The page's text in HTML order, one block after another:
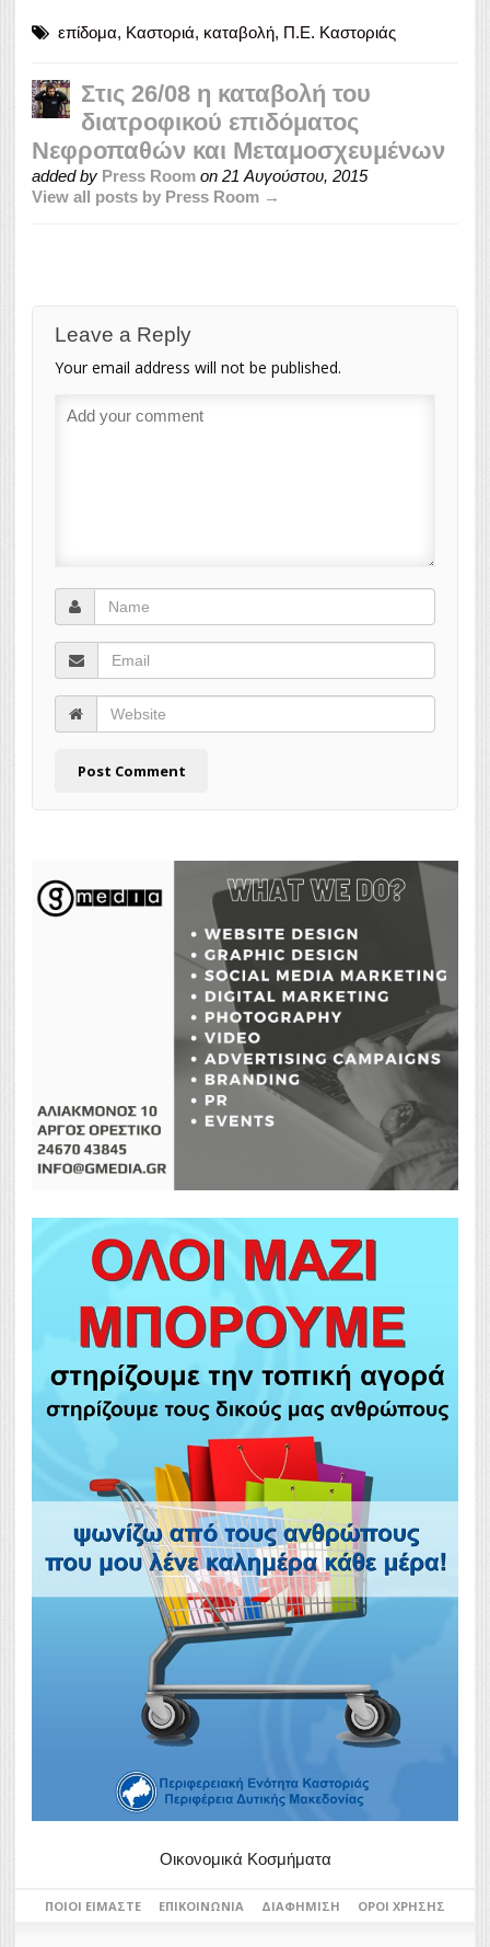
επίδομα, Καστοριά, καταβολή, Π.Ε. Καστοριάς
Στις 26/08 η καταβολή του
διατροφικού επιδόματος
Νεφροπαθών και Μεταμοσχευμένων
added by Press Room on 21 Αυγούστου, 2015
View all posts by Press Room →
Leave a Reply
Your email address will not be published.
Οικονομικά Κοσμήματα
ΠΟΙΟΙ ΕΊΜΑΣΤΕ ΕΠΙΚΟΙΝΩΝΊΑ ΔΙΑΦΉΜΙΣΗ ΌΡΟΙ ΧΡΉΣΗΣ